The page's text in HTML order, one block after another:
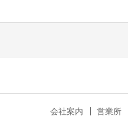
会社案内 営業所